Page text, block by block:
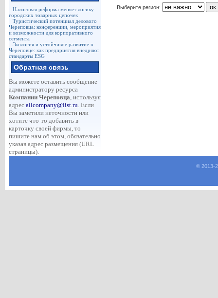
Налоговая реформа меняет логику
городских товарных цепочек
Туристический потенциал делового
Череповца: конференции, мероприятия
и возможности для корпоративного
сегмента
Экология и устойчивое развитие в
Череповце: как предприятия внедряют
стандарты ESG
Обратная связь
Вы можете оставить сообщение
администратору ресурса
Компании Череповца, используя
адрес allcompany@list.ru. Если
Вы заметили неточности или
хотите что-то добавить в
карточку своей фирмы, то
пишите нам об этом, обязательно
указав адрес размещения (URL
страницы).
Выберите регион:
© 2013-